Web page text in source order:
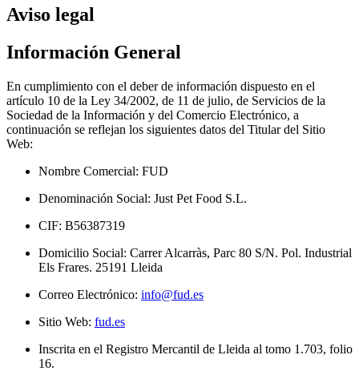
Aviso legal
Información General
En cumplimiento con el deber de información dispuesto en el
artículo 10 de la Ley 34/2002, de 11 de julio, de Servicios de la
Sociedad de la Información y del Comercio Electrónico, a
continuación se reflejan los siguientes datos del Titular del Sitio
Web:
Nombre Comercial: FUD
Denominación Social: Just Pet Food S.L.
CIF: B56387319
Domicilio Social: Carrer Alcarràs, Parc 80 S/N. Pol. Industrial
Els Frares. 25191 Lleida
Correo Electrónico: info@fud.es
Sitio Web: fud.es
Inscrita en el Registro Mercantil de Lleida al tomo 1.703, folio
16.